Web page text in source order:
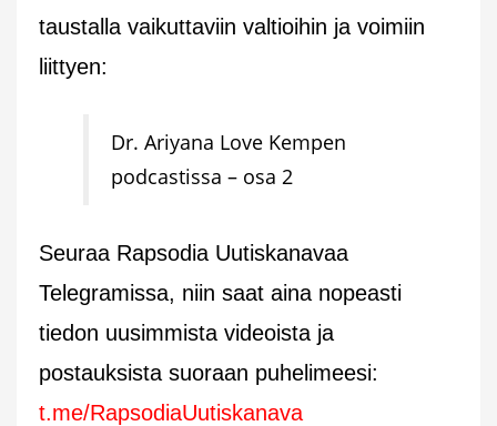
taustalla vaikuttaviin valtioihin ja voimiin
liittyen:
Dr. Ariyana Love Kempen
podcastissa – osa 2
Seuraa Rapsodia Uutiskanavaa
Telegramissa, niin saat aina nopeasti
tiedon uusimmista videoista ja
postauksista suoraan puhelimeesi:
t.me/RapsodiaUutiskanava